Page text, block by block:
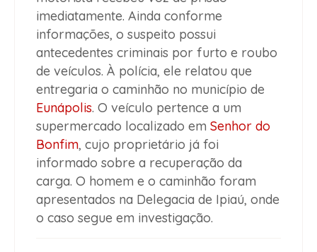
imediatamente. Ainda conforme
informações, o suspeito possui
antecedentes criminais por furto e roubo
de veículos. À polícia, ele relatou que
entregaria o caminhão no município de
Eunápolis. O veículo pertence a um
supermercado localizado em Senhor do
Bonfim, cujo proprietário já foi
informado sobre a recuperação da
carga. O homem e o caminhão foram
apresentados na Delegacia de Ipiaú, onde
o caso segue em investigação.